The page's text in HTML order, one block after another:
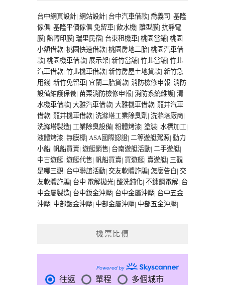
台中網頁設計| 網站設計| 台中汽車借款| 喬義司 | 基隆
傢俱| 基隆平價傢俱 免留車| 飲水機| 離型膜| 抗靜電
膜| 熱轉印膜| 瑞里民宿| 台東租機車| 桃園當鋪| 桃園
小額借款| 桃園快速借款| 桃園房地二胎| 桃園汽車借
款| 桃園機車借款| 展示架| 新竹當舖| 竹北當舖| 竹北
汽車借款| 竹北機車借款| 新竹房屋土地貸款| 新竹急
用錢| 新竹免留車| 宜蘭二胎貸款| 消防檢修申報| 消防
設備維護保養| 苗栗消防檢修申報| 消防系統維護| 清
水機車借款| 大雅汽車借款| 大雅機車借款| 龍井汽車
借款| 龍井機車借款| 洗滌塔工業除臭劑 | 洗滌塔廠商|
洗滌塔製造| 工業除臭設備| 粉體烤漆| 塗裝| 水標加工|
液體烤漆| 無膜標| ASA國際認證| 二等遊艇駕照| 動力
小船| 帆船買賣| 遊艇銷售| 台南遊艇活動| 二手遊艇|
中古遊艇| 遊艇代售| 帆船買賣| 買遊艇| 賣遊艇| 三觀
是哪三觀| 台中聯誼活動| 交友軟體詐騙| 怎麼告白| 交
友軟體詐騙| 台中 電解拋光| 酸洗鈍化| 不鏽鋼電解| 台
中金屬製造| 台中鈑金沖壓| 台中金屬沖壓| 台中五金
沖壓| 中部鈑金沖壓| 中部金屬沖壓| 中部五金沖壓|
機票比價